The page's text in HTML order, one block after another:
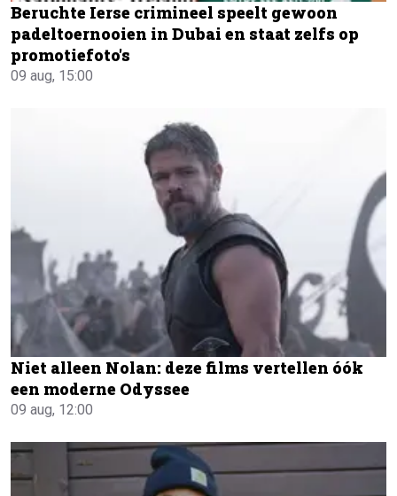
Beruchte Ierse crimineel speelt gewoon
padeltoernooien in Dubai en staat zelfs op
promotiefoto's
09 aug, 15:00
Niet alleen Nolan: deze films vertellen óók
een moderne Odyssee
09 aug, 12:00